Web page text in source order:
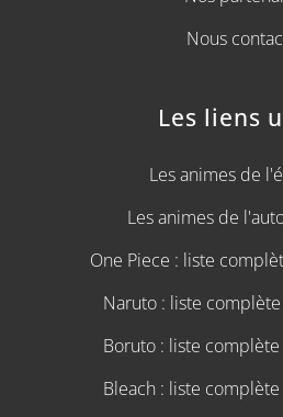
Nous
Les liens
Les animes de
Les animes de
One Piece : liste
Naruto : liste
Boruto : liste
Bleach : liste